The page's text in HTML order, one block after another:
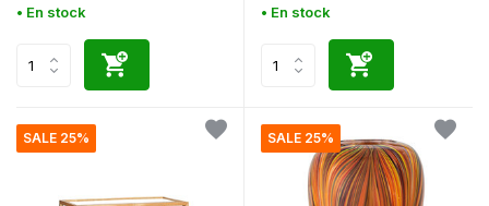
• En stock • En stock
SALE 25% SALE 25%